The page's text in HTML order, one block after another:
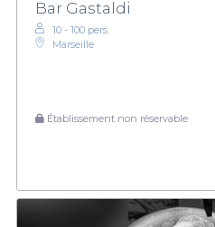
Bar Gastaldi
10 - 100 pers.
Marseille
Établissement non réservable